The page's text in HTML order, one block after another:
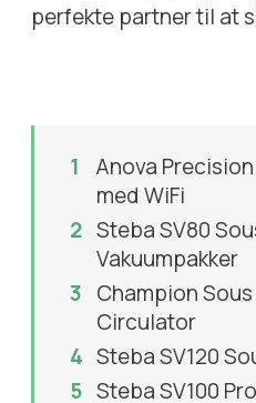
perfekte partner til at
Anova
med WiFi
Steba SV80
Vakuumpakker
Champion
Circulator
Steba SV120
Steba SV100